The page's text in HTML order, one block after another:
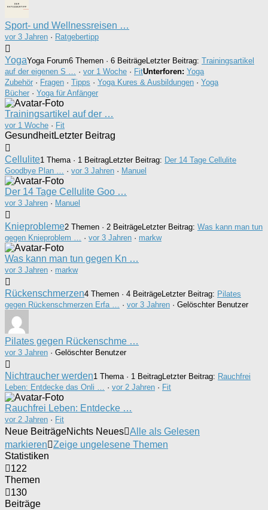
Sport- und Wellnessreisen …
vor 3 Jahren · Ratgebertipp
YogaYoga Forum6 Themen · 6 BeiträgeLetzter Beitrag: Trainingsartikel
auf der eigenen S …
· vor 1 Woche · FitUnterforen: Yoga
Zubehör · Fragen · Tipps · Yoga Kures & Ausbildungen · Yoga
Bücher · Yoga für Anfänger
Trainingsartikel auf der …
vor 1 Woche · Fit
GesundheitLetzter Beitrag
Cellulite1 Thema · 1 BeitragLetzter Beitrag: Der 14 Tage Cellulite
Goodbye Plan …
· vor 3 Jahren · Manuel
Der 14 Tage Cellulite Goo …
vor 3 Jahren · Manuel
Knieprobleme2 Themen · 2 BeiträgeLetzter Beitrag: Was kann man tun
gegen Knieproblem …
· vor 3 Jahren · markw
Was kann man tun gegen Kn …
vor 3 Jahren · markw
Rückenschmerzen4 Themen · 4 BeiträgeLetzter Beitrag: Pilates
gegen Rückenschmerzen Erfa …
· vor 3 Jahren · Gelöschter Benutzer
Pilates gegen Rückenschme …
vor 3 Jahren · Gelöschter Benutzer
Nichtraucher werden1 Thema · 1 BeitragLetzter Beitrag: Rauchfrei
Leben: Entdecke das Onli …
· vor 2 Jahren · Fit
Rauchfrei Leben: Entdecke …
vor 2 Jahren · Fit
Neue BeiträgeNichts Neues Alle als Gelesen
markieren
Zeige ungelesene Themen
Statistiken
122
Themen
130
Beiträge